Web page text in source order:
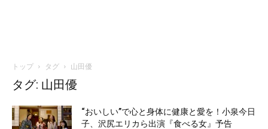
トップ タグ 山田優
タグ: 山田優
“おいしい”で心と身体に健康と愛を！小泉今日
子、沢尻エリカら出演『食べる女』予告